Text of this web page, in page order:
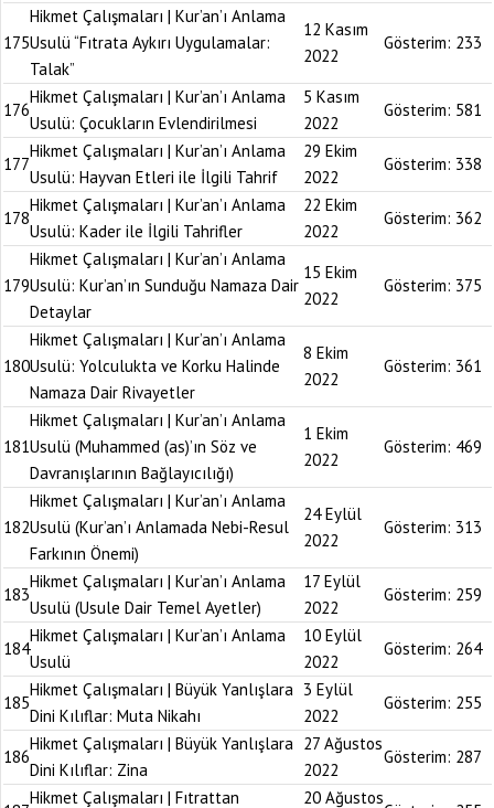
175
Hikmet Çalışmaları | Kur’an’ı Anlama
Usulü “Fıtrata Aykırı Uygulamalar:
Talak”
12 Kasım
2022
Gösterim: 233
176
Hikmet Çalışmaları | Kur’an’ı Anlama
Usulü: Çocukların Evlendirilmesi
5 Kasım
2022
Gösterim: 581
177
Hikmet Çalışmaları | Kur’an’ı Anlama
Usulü: Hayvan Etleri ile İlgili Tahrif
29 Ekim
2022
Gösterim: 338
178
Hikmet Çalışmaları | Kur’an’ı Anlama
Usulü: Kader ile İlgili Tahrifler
22 Ekim
2022
Gösterim: 362
179
Hikmet Çalışmaları | Kur’an’ı Anlama
Usulü: Kur’an’ın Sunduğu Namaza Dair
Detaylar
15 Ekim
2022
Gösterim: 375
180
Hikmet Çalışmaları | Kur’an’ı Anlama
Usulü: Yolculukta ve Korku Halinde
Namaza Dair Rivayetler
8 Ekim
2022
Gösterim: 361
181
Hikmet Çalışmaları | Kur’an’ı Anlama
Usulü (Muhammed (as)’ın Söz ve
Davranışlarının Bağlayıcılığı)
1 Ekim
2022
Gösterim: 469
182
Hikmet Çalışmaları | Kur’an’ı Anlama
Usulü (Kur’an’ı Anlamada Nebi-Resul
Farkının Önemi)
24 Eylül
2022
Gösterim: 313
183
Hikmet Çalışmaları | Kur’an’ı Anlama
Usulü (Usule Dair Temel Ayetler)
17 Eylül
2022
Gösterim: 259
184
Hikmet Çalışmaları | Kur’an’ı Anlama
Usulü
10 Eylül
2022
Gösterim: 264
185
Hikmet Çalışmaları | Büyük Yanlışlara
Dini Kılıflar: Muta Nikahı
3 Eylül
2022
Gösterim: 255
186
Hikmet Çalışmaları | Büyük Yanlışlara
Dini Kılıflar: Zina
27 Ağustos
2022
Gösterim: 287
Hikmet Çalışmaları | Fıtrattan 20 Ağustos